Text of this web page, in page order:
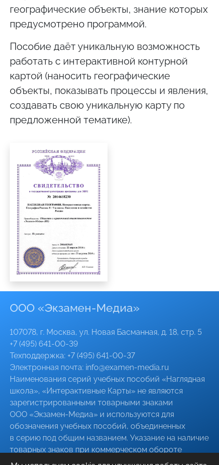
географические объекты, знание которых
предусмотрено программой.
Пособие даёт уникальную возможность
работать с интерактивной контурной
картой (наносить географические
объекты, показывать процессы и явления,
создавать свою уникальную карту по
предложенной тематике).
ООО «Экзамен-Медиа»
107078, г. Москва, ул. Новая Басманная, д. 18, стр. 5
+7 (495) 641-00-39
Техподдержка: +7 (495) 641-00-37
Электронная почта: info@examen-media.ru
Наименования серий учебных пособий «Наглядная
школа», «Интерактивные Карты» не являются
зарегистрированными товарными знаками
ООО «Экзамен-Медиа» и используются для
обозначения учебных пособий, объединенных
в серию под общим названием. Указание на наличие
товарных знаков при коммерческом обороте
указанных серий пособий, в том числе при